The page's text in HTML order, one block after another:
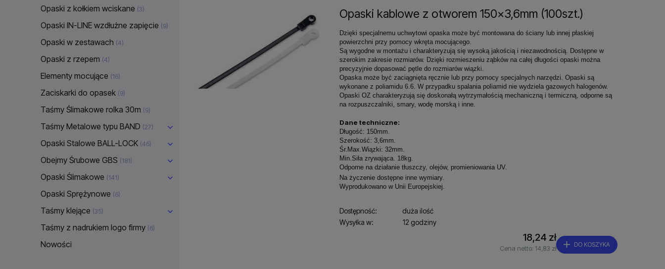
Opaski z kołkiem wciskane (3)
Opaski IN-LINE wzdłużne zapięcie (9)
Opaski w zestawach (4)
Opaski z rzepem (4)
Elementy mocujące (16)
Zaciskarki do opasek (9)
Taśmy Ślimakowe rolka 30m (9)
Taśmy Metalowe typu BAND (27)
Opaski Stalowe BALL-LOCK (46)
Obejmy Śrubowe GBS (181)
Opaski Ślimakowe (141)
Opaski Sprężynowe (6)
Taśmy klejące (35)
Taśmy z nadrukiem logo firmy (6)
Nowości
Opaski kablowe z otworem 150x3,6mm (100szt.)
Dzięki specjalnemu uchwytowi opaska może być montowana do ściany lub innej płaskiej
powierzchni przy pomocy wkręta mocującego.
Są wygodne w montażu i charakteryzują się wysoką jakością i niezawodnością. Dostępne w
szerokim zakresie rozmiarów. Dzięki rozmieszeniu ząbków na całej długości opaski można
precyzyjnie dopasować pętle do rozmiarów wiązki.
Opaska może być zaciągnięta ręcznie lub przy pomocy specjalnych narzędzi. Opaski są
wykonane z poliamidu 6.6. W przypadku spalania poliamid nie wydziela gazowych halogenów.
Opaski OZ charakteryzują się doskonałą wytrzymałością mechaniczną i termiczną, odporne są
na rozpuszczalniki, smary, wodę morską i inne.
Dane techniczne:
Długość: 150mm.
Szerokość: 3,6mm.
Śr.Max.Wiązki: 32mm.
Min.Siła zrywająca. 18kg.
Odporne na działanie tłuszczy, olejów, promieniowania UV.
Na życzenie dostępne inne wymiary.
Wyprodukowano w Unii Europejskiej.
Dostępność:
duża ilość
Wysyłka w:
12 godziny
18,24 zł
Cena netto: 14,83 zł DO KOSZYKA